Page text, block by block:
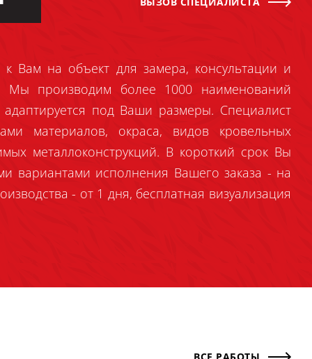
Вам на объект для замера, консультации и
Мы производим более 1000 наименований
под Ваши размеры. Специалист
материалов, окраса, видов кровельных
металлоконструкций. В короткий срок Вы
вариантами исполнения Вашего заказа - на
- от 1 дня, бесплатная визуализация